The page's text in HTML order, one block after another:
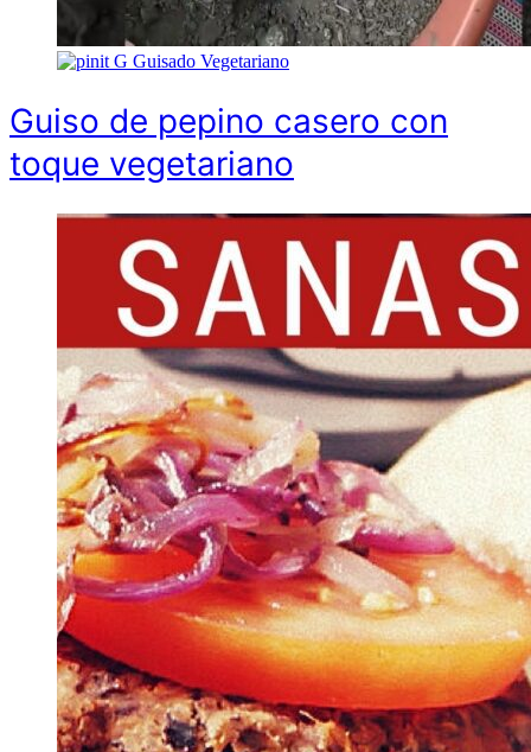
G Guisado Vegetariano
Guiso de pepino casero con
toque vegetariano